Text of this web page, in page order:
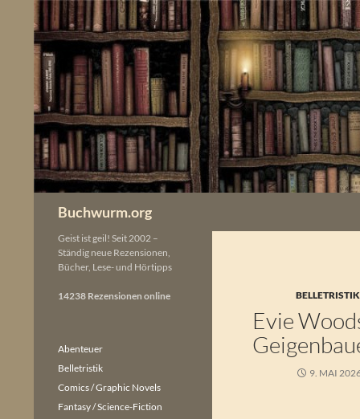
springen
Buchwurm.org
BELLETRISTIK
Evie
9. MAI
Geist ist geil! Seit 2002 –
Ständig neue Rezensionen,
Bücher, Lese- und Hörtipps
14238 Rezensionen online
Abenteuer
Belletristik
Comics / Graphic Novels
Fantasy / Science-Fiction